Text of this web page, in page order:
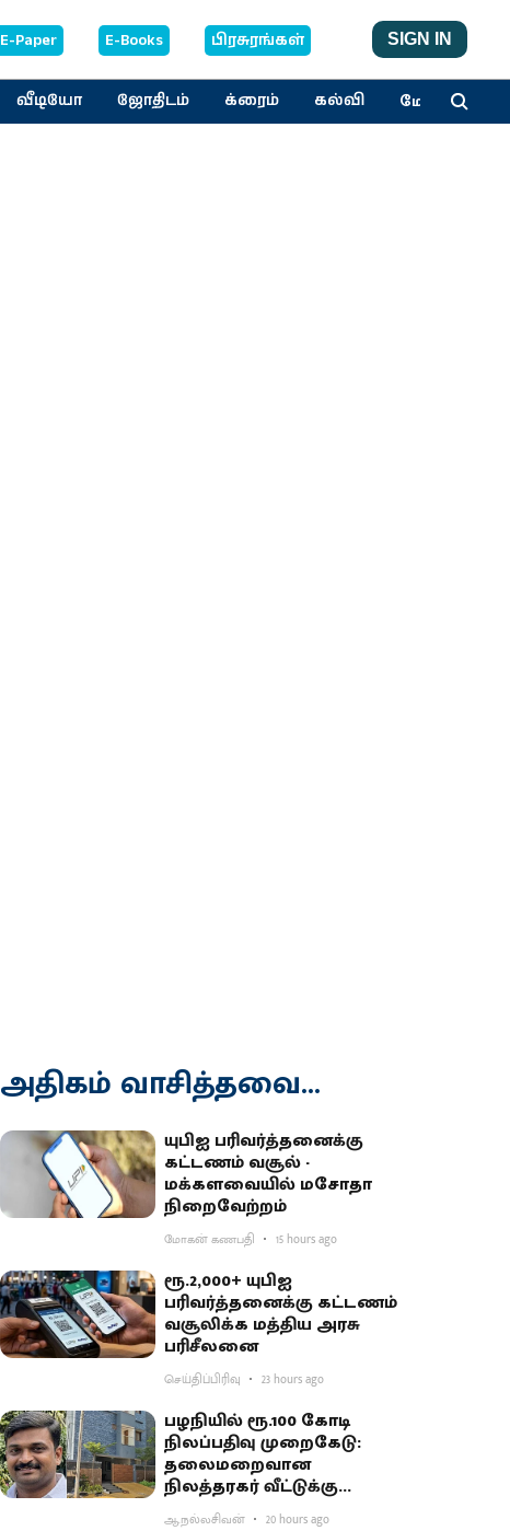
E-Paper E-Books பிரசுரங்கள் SIGN IN
வீடியோ ஜோதிடம் க்ரைம் கல்வி மேலும்
அதிகம் வாசித்தவை...
யுபிஐ பரிவர்த்தனைக்கு
கட்டணம் வசூல் -
மக்களவையில் மசோதா
நிறைவேற்றம்
மோகன் கணபதி 15 hours ago
ரூ.2,000+ யுபிஐ
பரிவர்த்தனைக்கு கட்டணம்
வசூலிக்க மத்திய அரசு
பரிசீலனை
செய்திப்பிரிவு 23 hours ago
பழநியில் ரூ.100 கோடி
நிலப்பதிவு முறைகேடு:
தலைமறைவான
நிலத்தரகர் வீட்டுக்கு
சிபிசிஐடி ‘சீல்’
ஆ.நல்லசிவன் 20 hours ago